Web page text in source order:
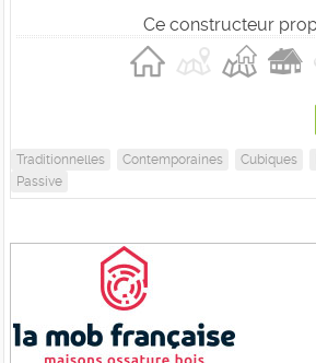
Ce constructeur
Traditionnelles Contemporaines Cubiques
Passive